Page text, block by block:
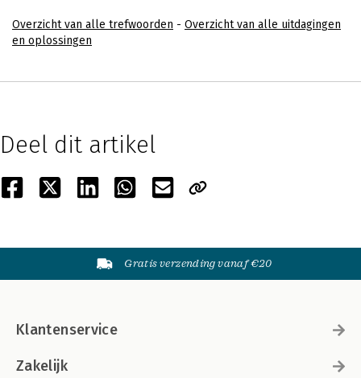
Overzicht van alle trefwoorden - Overzicht van alle uitdagingen
en oplossingen
Deel dit artikel
Gratis verzending vanaf €20
Klantenservice
Zakelijk